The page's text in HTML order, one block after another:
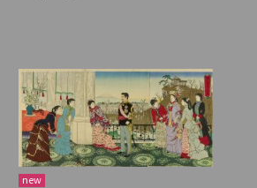
new